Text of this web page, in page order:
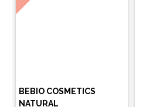
BEBIO COSMETICS
NATURAL